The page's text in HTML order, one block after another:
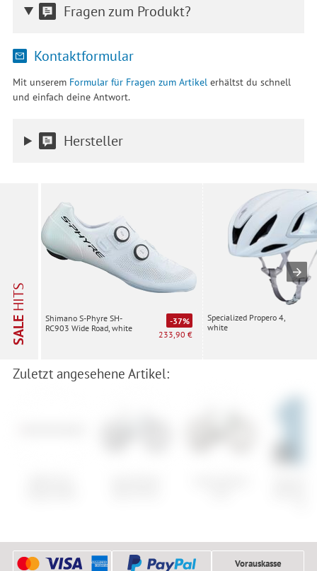
Fragen zum Produkt?
Kontaktformular
Mit unserem Formular für Fragen zum Artikel erhältst du schnell
und einfach deine Antwort.
Hersteller
SALE
HITS
Shimano S-Phyre SH-
RC903 Wide Road, white
-37%
233,90 €
Specialized Propero 4,
white
Zuletzt angesehene Artikel:
Vorauskasse